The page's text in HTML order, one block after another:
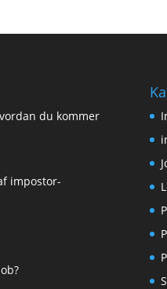
du kommer
impostor-